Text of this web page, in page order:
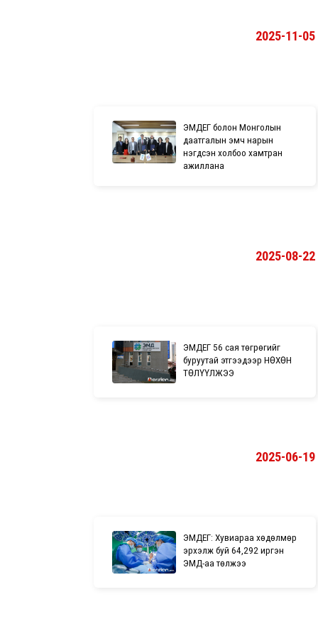
2025-11-05
ЭМДЕГ болон Монголын
даатгалын эмч нарын
нэгдсэн холбоо хамтран
ажиллана
2025-08-22
ЭМДЕГ 56 сая төгрөгийг
буруутай этгээдээр НӨХӨН
ТӨЛҮҮЛЖЭЭ
2025-06-19
ЭМДЕГ: Хувиараа хөдөлмөр
эрхэлж буй 64,292 иргэн
ЭМД-аа төлжээ